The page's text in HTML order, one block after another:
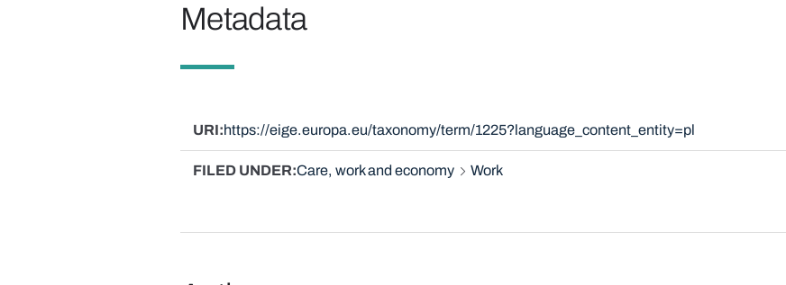
Metadata
URI https://eige.europa.eu/taxonomy/term/1225?language_content_entity=pl
FILED UNDER Care, work and economy Work